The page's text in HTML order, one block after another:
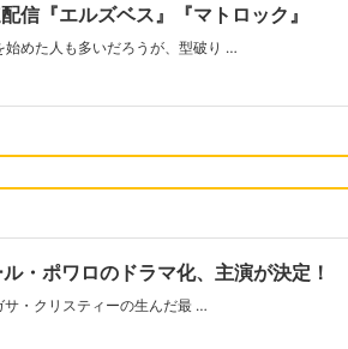
信『エルズベス』『マトロック』
始めた人も多いだろうが、型破り …
・ポワロのドラマ化、主演が決定！
サ・クリスティーの生んだ最 …